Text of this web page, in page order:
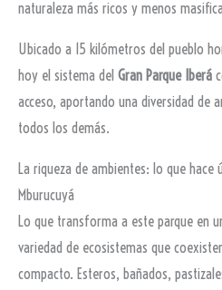
naturaleza más ricos y menos
Ubicado a 15 kilómetros del pueblo
hoy el sistema del Gran Parque Iberá
acceso, aportando una diversidad de
todos los demás.
La riqueza de ambientes: lo que hace
Mburucuyá
Lo que transforma a este parque en
variedad de ecosistemas que
compacto. Esteros, bañados,